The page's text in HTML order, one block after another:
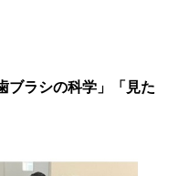
ブラシの科学」「見た